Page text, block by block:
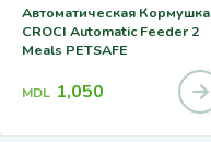
Автоматическая Кормушка
CROCI Automatic Feeder 2
Meals PETSAFE
MDL 1,050